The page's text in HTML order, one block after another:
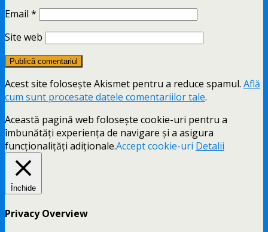
Email *
Site web
Acest site folosește Akismet pentru a reduce spamul. Află
cum sunt procesate datele comentariilor tale.
Această pagină web folosește cookie-uri pentru a
îmbunătăți experiența de navigare și a asigura
funcționalițăți adiționale.Accept cookie-uri Detalii
Închide
Privacy Overview